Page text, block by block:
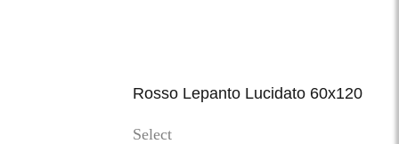
Rosso Lepanto Lucidato 60x120
Select